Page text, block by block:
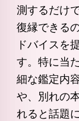
測するだけ
復縁できる
ドバイスを
す。特に当
細な鑑定内
や、別れの
れると話題